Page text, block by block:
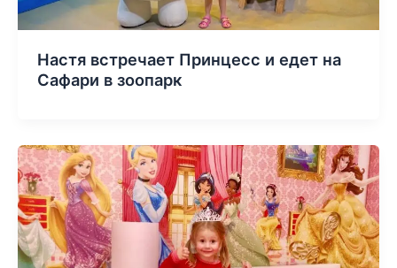
Настя встречает Принцесс и едет на
Сафари в зоопарк